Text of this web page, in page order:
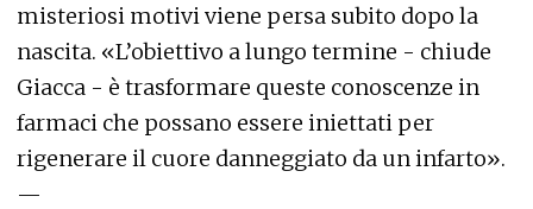
misteriosi motivi viene persa subito dopo la
nascita. «L’obiettivo a lungo termine - chiude
Giacca - è trasformare queste conoscenze in
farmaci che possano essere iniettati per
rigenerare il cuore danneggiato da un infarto».
—